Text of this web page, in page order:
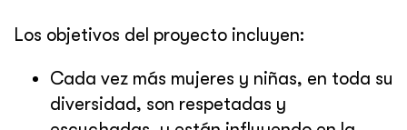
Los objetivos del proyecto incluyen:
Cada vez más mujeres y niñas, en toda su
diversidad, son respetadas y